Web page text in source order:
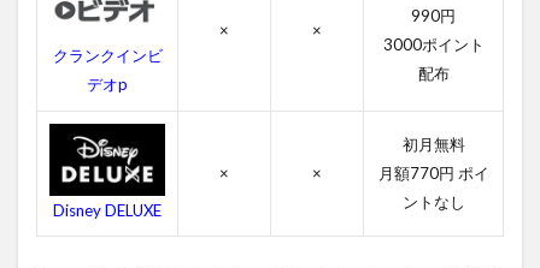
4.2
ラス
ッシ
ョン
のキ
ャス
ト・
吹き
替え
クランクインビ
デオp
× ×
990円
3000ポイント
配布
Disney DELUXE
× ×
初月無料
月額770円 ポイ
ントなし